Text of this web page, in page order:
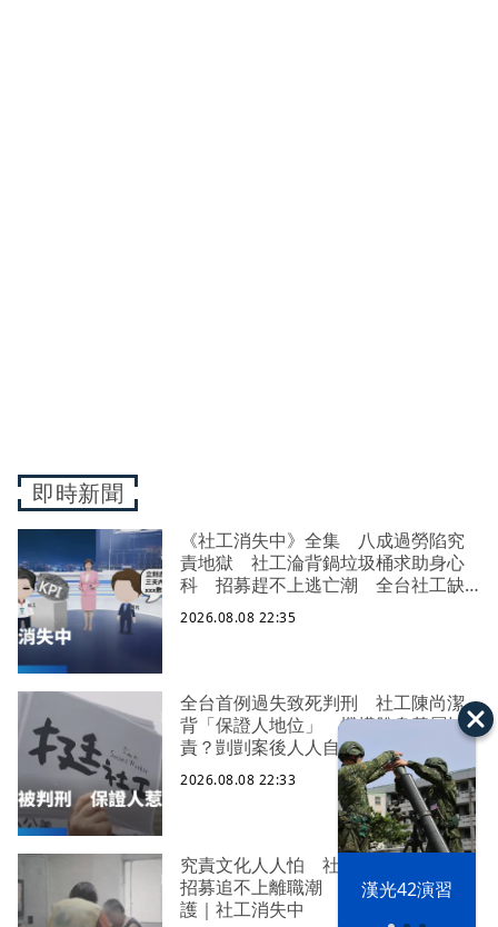
漢光42演習
即時新聞
《社工消失中》全集 八成過勞陷究
責地獄 社工淪背鍋垃圾桶求助身心
科 招募趕不上逃亡潮 全台社工缺
口警報 揭薪資回捐黑幕 血汗錢遭
剝削
2026.08.08 22:35
全台首例過失致死判刑 社工陳尚潔
背「保證人地位」 機構脫身基層扛
責？剴剴案後人人自危｜社工消失中
2026.08.08 22:33
究責文化人人怕 社福缺口拉警報
招募追不上離職潮 低薪過勞誰來守
護｜社工消失中